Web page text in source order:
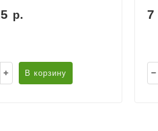
р.
В корзину
7